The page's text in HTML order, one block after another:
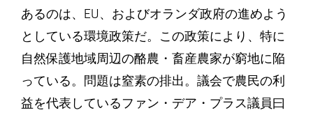
あるのは、EU、およびオランダ政府の進めよう
としている環境政策だ。この政策により、特に
自然保護地域周辺の酪農・畜産農家が窮地に陥
っている。問題は窒素の排出。議会で農民の利
益を代表しているファン・デア・プラス議員曰